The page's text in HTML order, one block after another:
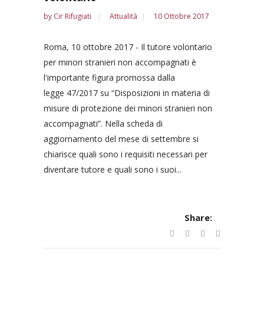
by Cir Rifugiati Attualità 10 Ottobre 2017
Roma, 10 ottobre 2017 - Il tutore volontario
per minori stranieri non accompagnati è
l'importante figura promossa dalla
legge 47/2017 su “Disposizioni in materia di
misure di protezione dei minori stranieri non
accompagnati”. Nella scheda di
aggiornamento del mese di settembre si
chiarisce quali sono i requisiti necessari per
diventare tutore e quali sono i suoi...
Share: